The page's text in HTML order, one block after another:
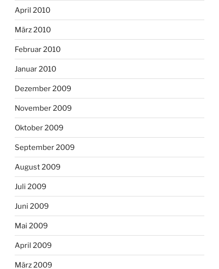
April 2010
März 2010
Februar 2010
Januar 2010
Dezember 2009
November 2009
Oktober 2009
September 2009
August 2009
Juli 2009
Juni 2009
Mai 2009
April 2009
März 2009